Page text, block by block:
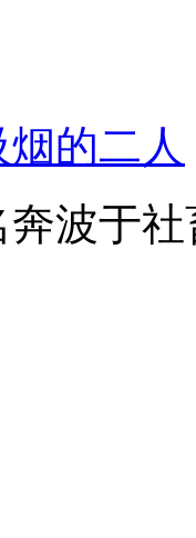
的二人
波于社